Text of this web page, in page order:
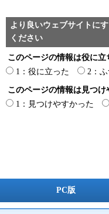
より良いウェブサイトに
ください
このページの情報は役に立
1：役に立った
2：ふ
このページの情報は見つけ
1：見つけやすかった
PC版